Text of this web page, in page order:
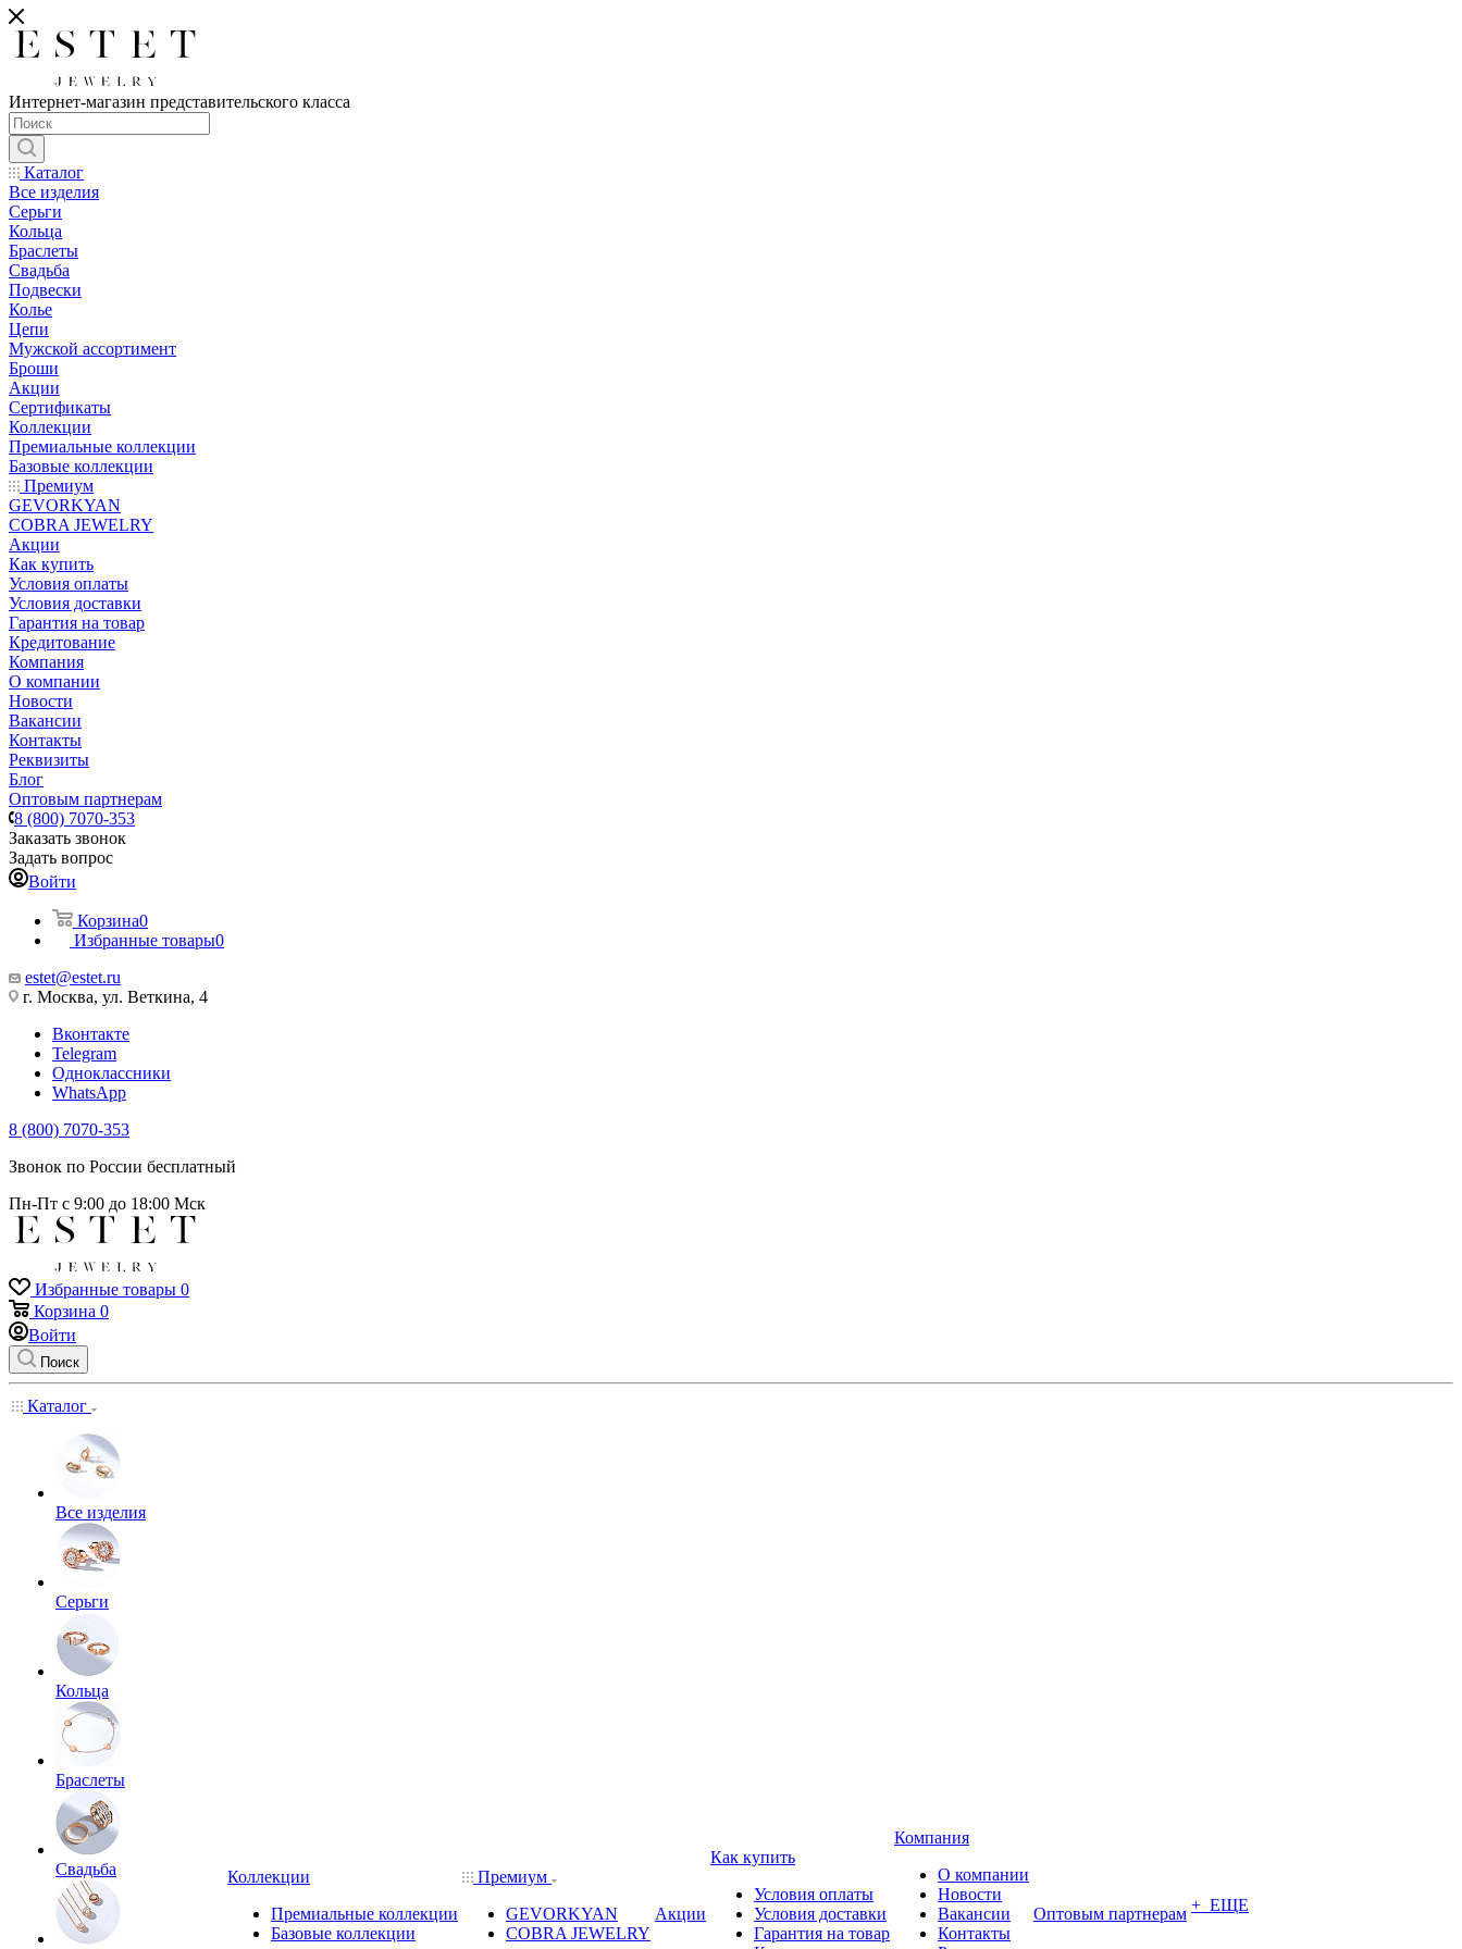
Интернет-магазин представительского класса
Каталог
Все изделия
Серьги
Кольца
Браслеты
Свадьба
Подвески
Колье
Цепи
Мужской ассортимент
Броши
Акции
Сертификаты
Коллекции
Премиальные коллекции
Базовые коллекции
Премиум
GEVORKYAN
COBRA JEWELRY
Акции
Как купить
Условия оплаты
Условия доставки
Гарантия на товар
Кредитование
Компания
О компании
Новости
Вакансии
Контакты
Реквизиты
Блог
Оптовым партнерам
8 (800) 7070-353
Заказать звонок
Задать вопрос
Войти
Корзина0
Избранные товары0
estet@estet.ru
г. Москва, ул. Веткина, 4
Вконтакте
Telegram
Одноклассники
WhatsApp
8 (800) 7070-353
Звонок по России бесплатный
Пн-Пт с 9:00 до 18:00 Мск
Избранные товары 0
Корзина 0
Войти
Поиск
Каталог
Все изделия
Серьги
Кольца
Браслеты
Свадьба
Коллекции
Премиальные коллекции
Базовые коллекции
Премиум
GEVORKYAN
COBRA JEWELRY
Акции
Как купить
Условия оплаты
Условия доставки
Гарантия на товар
Компания
О компании
Новости
Вакансии
Контакты
Оптовым партнерам + ЕЩЕ